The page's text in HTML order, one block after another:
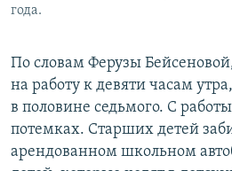
года.
По словам Ферузы
на работу к девяти часам
в половине седьмого. С
потемках. Старших детей
арендованном школьном